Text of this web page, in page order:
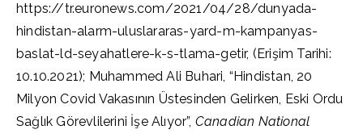
https://tr.euronews.com/2021/04/28/dunyada-
hindistan-alarm-uluslararas-yard-m-kampanyas-
baslat-ld-seyahatlere-k-s-tlama-getir, (Erişim Tarihi:
10.10.2021); Muhammed Ali Buhari, “Hindistan, 20
Milyon Covid Vakasının Üstesinden Gelirken, Eski Ordu
Sağlık Görevlilerini İşe Alıyor”, Canadian National